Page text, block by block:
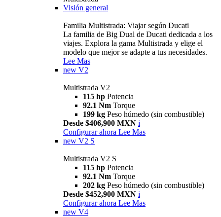
Visión general
Familia Multistrada: Viajar según Ducati
La familia de Big Dual de Ducati dedicada a los
viajes. Explora la gama Multistrada y elige el
modelo que mejor se adapte a tus necesidades.
Lee Mas
new V2
Multistrada V2
115 hp Potencia
92.1 Nm Torque
199 kg Peso húmedo (sin combustible)
Desde $406,900 MXN i
Configurar ahora Lee Mas
new V2 S
Multistrada V2 S
115 hp Potencia
92.1 Nm Torque
202 kg Peso húmedo (sin combustible)
Desde $452,900 MXN i
Configurar ahora Lee Mas
new V4